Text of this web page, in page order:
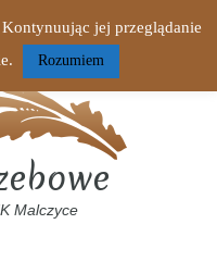
Malczyce
jej przeglądanie
Rozumiem